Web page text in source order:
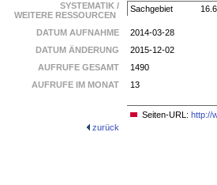
SYSTEMATIK /
WEITERE RESSOURCEN
Sachgebiet
DATUM AUFNAHME
2014-03-28
DATUM ÄNDERUNG
2015-12-02
AUFRUFE GESAMT
1490
AUFRUFE IM MONAT
13
Seiten-URL: http://
zurück